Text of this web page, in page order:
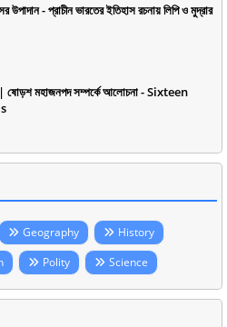
উপাদান - প্রাচীন ভারতের ইতিহাস রচনায় লিপি ও মুদ্রার
| ষোড়শ মহাজনপদ সম্পর্কে আলোচনা - Sixteen
Geography
History
Polity Science